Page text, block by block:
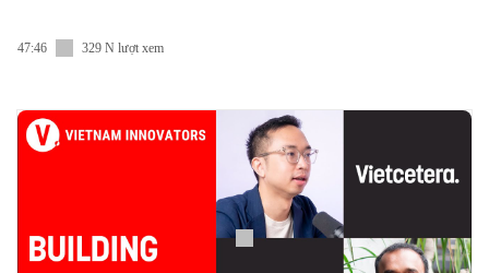
47:46 329 N lượt xem